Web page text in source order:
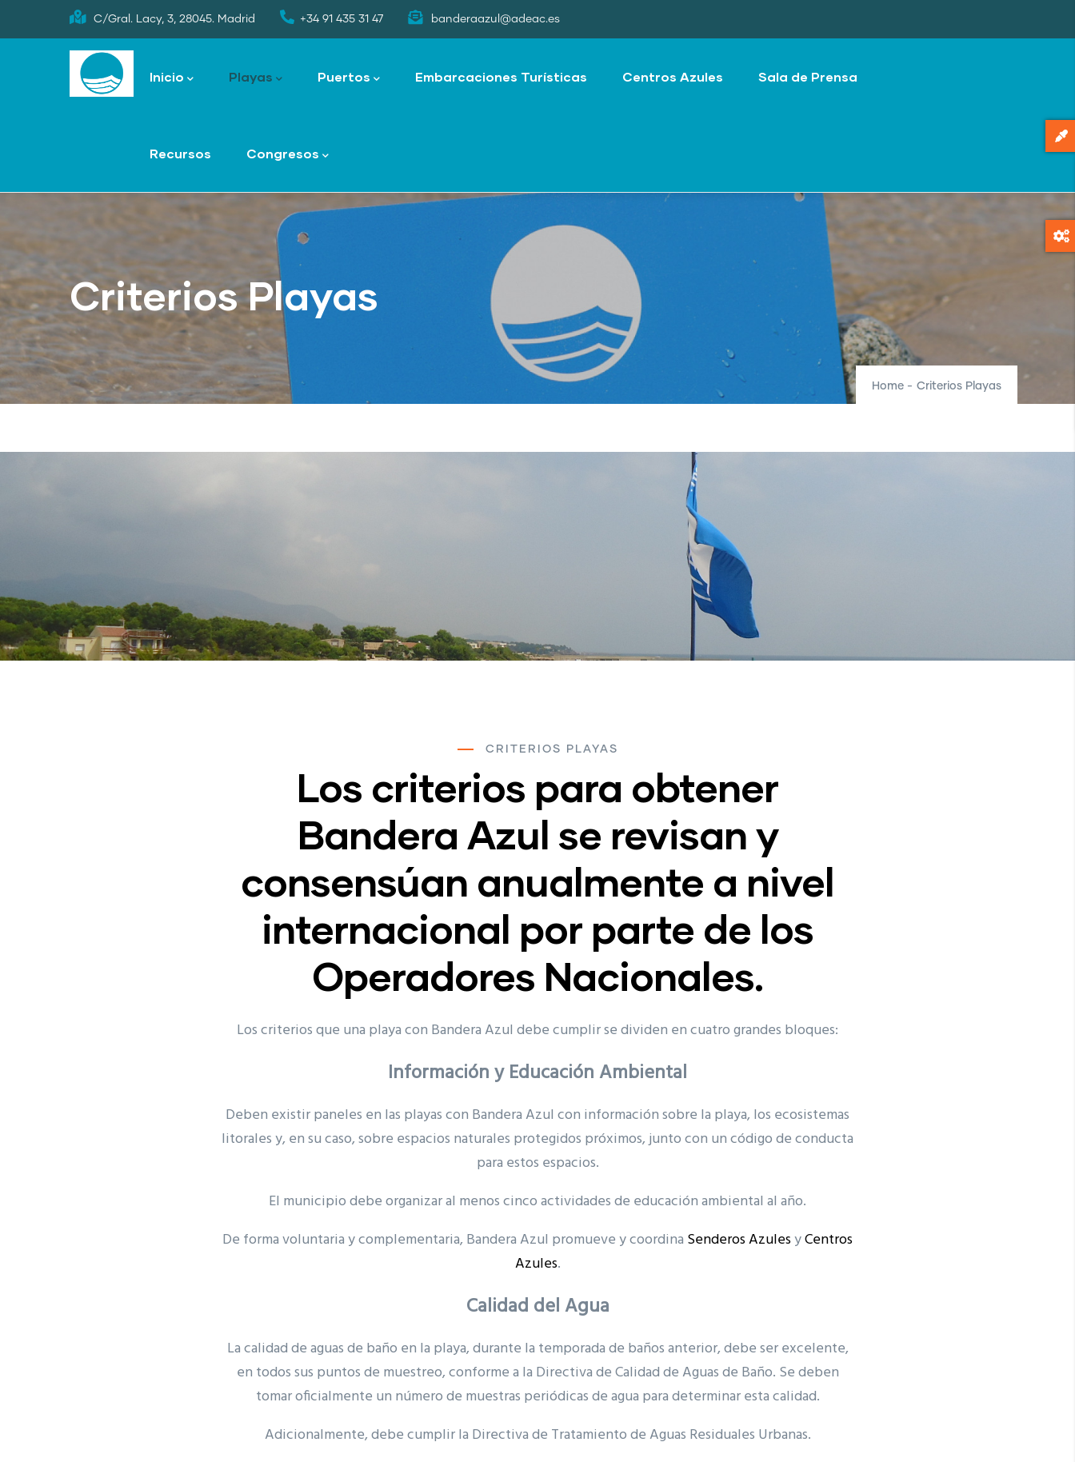
to
C/Gral. Lacy, 3, 28045. Madrid +34 91 435 31 47 banderaazul@adeac.es
navigation
Inicio Playas Puertos Embarcaciones Turísticas Centros Azules Sala de Prensa
Recursos Congresos
Criterios Playas
Home - Criterios Playas
CRITERIOS PLAYAS
Los criterios para obtener
Bandera Azul se revisan y
consensúan anualmente a nivel
internacional por parte de los
Operadores Nacionales.
Los criterios que una playa con Bandera Azul debe cumplir se dividen en cuatro grandes bloques:
Información y Educación Ambiental
Deben existir paneles en las playas con Bandera Azul con información sobre la playa, los ecosistemas
litorales y, en su caso, sobre espacios naturales protegidos próximos, junto con un código de conducta
para estos espacios.
El municipio debe organizar al menos cinco actividades de educación ambiental al año.
De forma voluntaria y complementaria, Bandera Azul promueve y coordina Senderos AzulesyCentros
Azules.
Calidad del Agua
La calidad de aguas de baño en la playa, durante la temporada de baños anterior, debe ser excelente,
en todos sus puntos de muestreo, conforme a la Directiva de Calidad de Aguas de Baño. Se deben
tomar oficialmente un número de muestras periódicas de agua para determinar esta calidad.
Adicionalmente, debe cumplir la Directiva de Tratamiento de Aguas Residuales Urbanas.